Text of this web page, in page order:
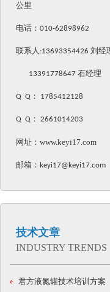
公里
电话： 010-62898962
联系人:13693354426 刘经
13391778647 石经理
Q Q ： 1785412128
Q Q ： 2661014203
网址： www.keyi17.com
邮箱： keyi17@keyi17.com
技术文章
INDUSTRY TRENDS
君方液氮罐技术培训方案